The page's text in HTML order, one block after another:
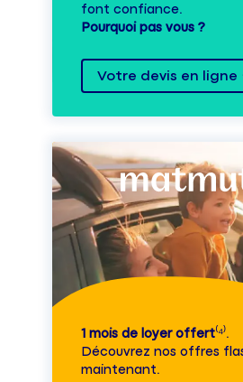
font confiance.
Pourquoi pas vous ?
Votre devis en ligne
1 mois de loyer offert⁽⁴⁾.
Découvrez nos offres
maintenant.